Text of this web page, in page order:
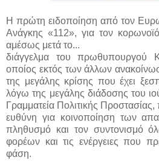
Η πρώτη ειδοποίηση από τον
Ανάγκης «112», για τον
αμέσως μετά το...
διάγγελμα του πρωθυπουργού
οποίος εκτός των άλλων
της μεγάλης κρίσης που έχει
λόγω της μεγάλης διάδοσης του
Γραμματεία Πολιτικής
ευθύνη για κοινοποίηση των
πληθυσμό και τον συντονισμό
φορέων και τις ενέργειες που
φάση.